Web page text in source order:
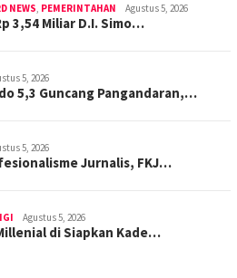
NEWS PEMERINTAHAN Agustus 5, 2026
3,54 Miliar D.I. Simo…
5, 2026
5,3 Guncang Pangandaran,…
5, 2026
Jurnalis, FKJ…
Agustus 5, 2026
di Siapkan Kade…